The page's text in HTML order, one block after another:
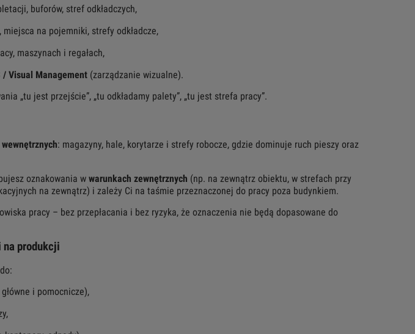
buforów, stref odkładczych,
miejsca na pojemniki, strefy odkładcze,
maszynach i regałach,
/ Visual Management (zarządzanie wizualne).
„tu jest przejście”, „tu odkładamy palety”, „tu jest strefa pracy”.
: magazyny, hale, korytarze i strefy robocze, gdzie dominuje ruch pieszy oraz
oznakowania w warunkach zewnętrznych (np. na zewnątrz obiektu, w strefach przy
na zewnątrz) i zależy Ci na taśmie przeznaczonej do pracy poza budynkiem.
pracy – bez przepłacania i bez ryzyka, że oznaczenia nie będą dopasowane do
produkcji
i pomocnicze),